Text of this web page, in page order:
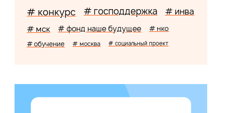
# конкурс # господдержка # инва
# мск # фонд наше будущее # нко
# обучение # москва # социальный проект